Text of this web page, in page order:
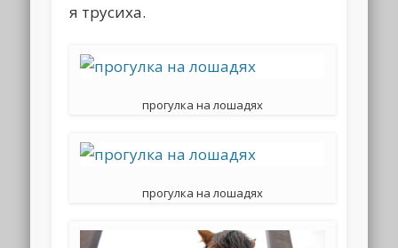
я трусиха.
прогулка на лошадях
прогулка на лошадях